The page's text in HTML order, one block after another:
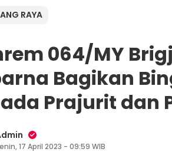
RAYA
064/MY
Bagikan
Prajurit dan
17 April 2023 - 09:59 WIB